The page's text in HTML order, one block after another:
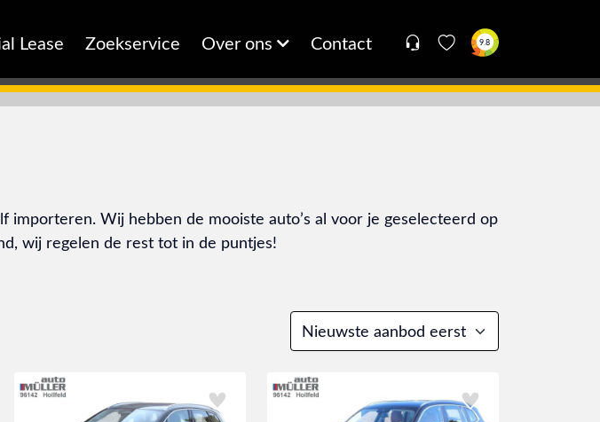
Lease Zoekservice Over ons Contact 9.8
Wij hebben de mooiste auto’s al voor je geselecteerd op
wij regelen de rest tot in de puntjes!